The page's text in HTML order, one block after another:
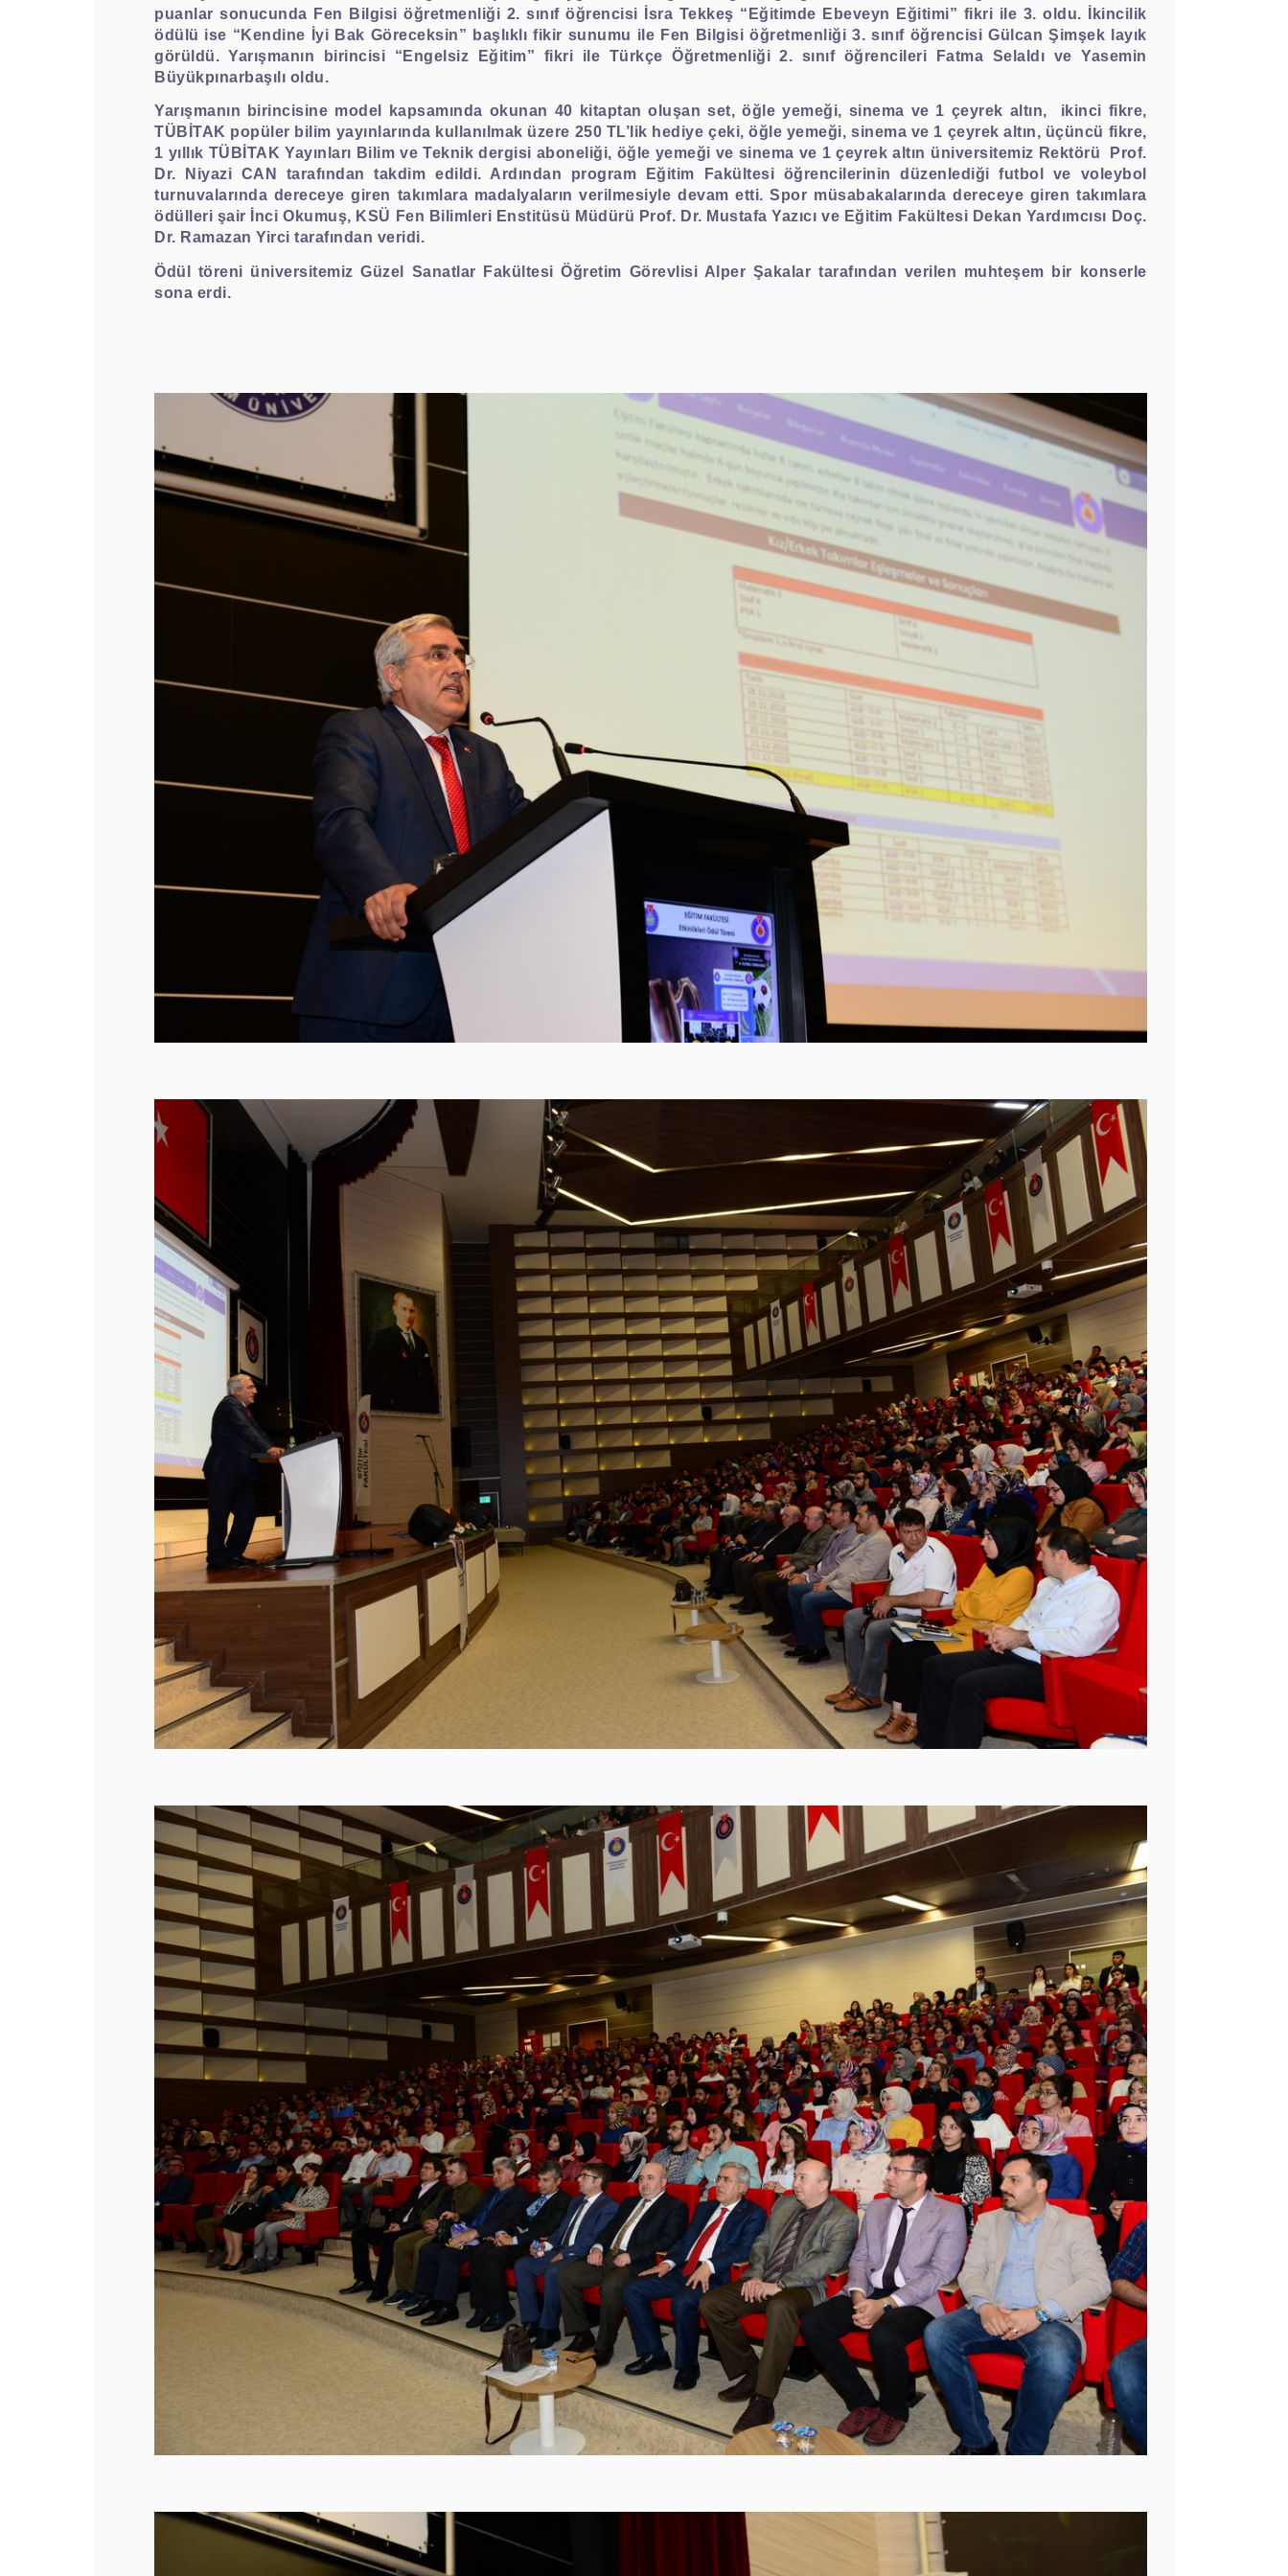
puanlar sonucunda Fen Bilgisi öğretmenliği 2. sınıf öğrencisi İsra Tekkeş “Eğitimde Ebeveyn Eğitimi” fikri ile 3. oldu. İkincilik
ödülü ise “Kendine İyi Bak Göreceksin” başlıklı fikir sunumu ile Fen Bilgisi öğretmenliği 3. sınıf öğrencisi Gülcan Şimşek layık
görüldü. Yarışmanın birincisi “Engelsiz Eğitim” fikri ile Türkçe Öğretmenliği 2. sınıf öğrencileri Fatma Selaldı ve Yasemin
Büyükpınarbaşılı oldu.
Yarışmanın birincisine model kapsamında okunan 40 kitaptan oluşan set, öğle yemeği, sinema ve 1 çeyrek altın,
ikinci fikre,
TÜBİTAK popüler bilim yayınlarında kullanılmak üzere 250 TL’lik hediye çeki, öğle yemeği, sinema ve 1 çeyrek altın, üçüncü fikre,
1 yıllık TÜBİTAK Yayınları Bilim ve Teknik dergisi aboneliği, öğle yemeği ve sinema ve 1 çeyrek altın üniversitemiz Rektörü Prof.
Dr. Niyazi CAN tarafından takdim edildi. Ardından program Eğitim Fakültesi öğrencilerinin düzenlediği futbol ve voleybol
turnuvalarında dereceye giren takımlara madalyaların verilmesiyle devam etti. Spor müsabakalarında dereceye giren takımlara
ödülleri şair İnci Okumuş, KSÜ Fen Bilimleri Enstitüsü Müdürü Prof. Dr. Mustafa Yazıcı ve Eğitim Fakültesi Dekan Yardımcısı Doç.
Dr. Ramazan Yirci tarafından veridi.
Ödül töreni üniversitemiz Güzel Sanatlar Fakültesi Öğretim Görevlisi Alper Şakalar tarafından verilen muhteşem bir konserle
sona erdi.